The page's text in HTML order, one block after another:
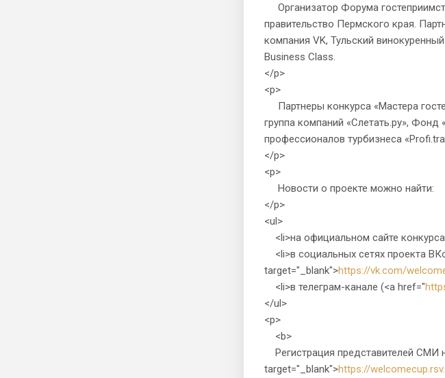
Организатор Форума
правительство Пермского края.
компания VK, Тульский
Business Class.
</p>
<p>
Партнеры конкурса «Мастера
группа компаний «Слетать.ру», Фонд
профессионалов турбизнеса
</p>
<p>
Новости о проекте можно найти:
</p>
<ul>
<li>на официальном сайте
<li>в социальных сетях проекта
target="_blank">https://vk.com/
<li>в телеграм-канале (<a href="
</ul>
<p>
<b>
Регистрация представителей СМИ
target="_blank">https://